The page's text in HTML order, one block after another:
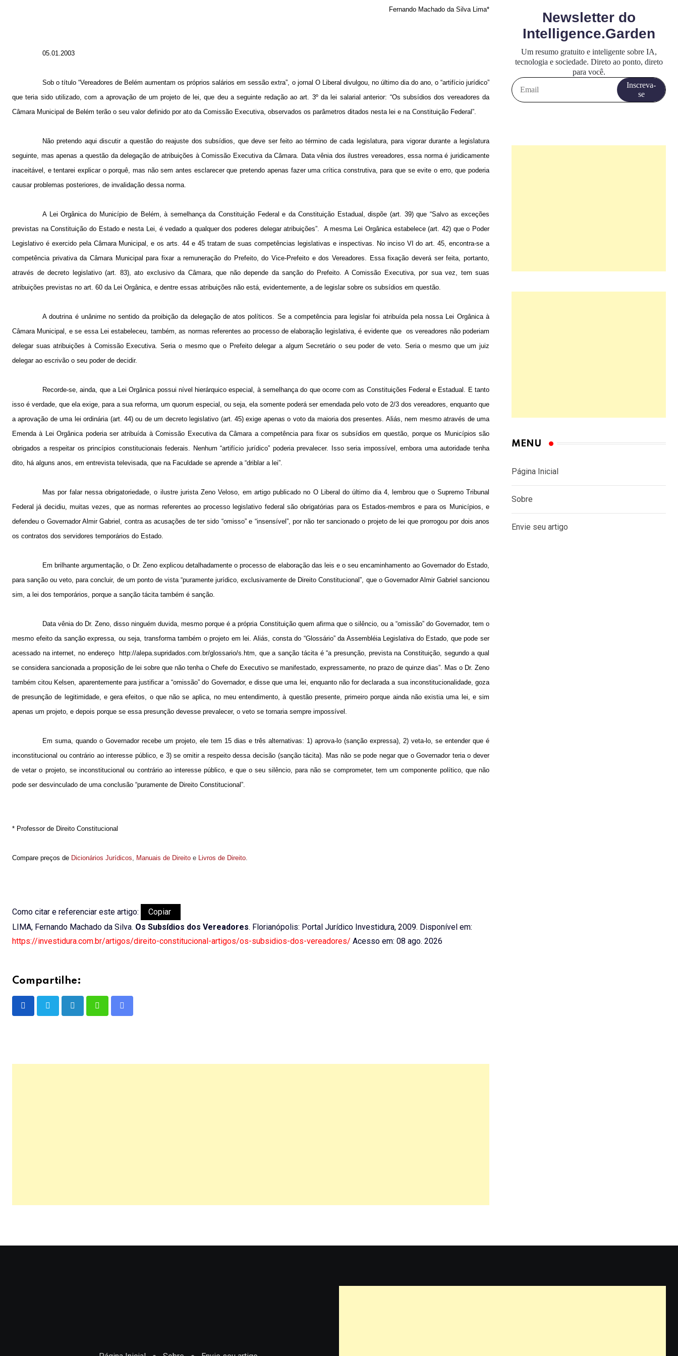
Fernando Machado da Silva Lima*
05.01.2003
Sob o título “Vereadores de Belém aumentam os próprios salários em sessão extra”, o jornal O Liberal divulgou, no último dia do ano, o “artifício jurídico”
que teria sido utilizado, com a aprovação de um projeto de lei, que deu a seguinte redação ao art. 3º da lei salarial anterior: “Os subsídios dos vereadores da
Câmara Municipal de Belém terão o seu valor definido por ato da Comissão Executiva, observados os parâmetros ditados nesta lei e na Constituição Federal”.
Não pretendo aqui discutir a questão do reajuste dos subsídios, que deve ser feito ao término de cada legislatura, para vigorar durante a legislatura
seguinte, mas apenas a questão da delegação de atribuições à Comissão Executiva da Câmara. Data vênia dos ilustres vereadores, essa norma é juridicamente
inaceitável, e tentarei explicar o porquê, mas não sem antes esclarecer que pretendo apenas fazer uma crítica construtiva, para que se evite o erro, que poderia
causar problemas posteriores, de invalidação dessa norma.
A Lei Orgânica do Município de Belém, à semelhança da Constituição Federal e da Constituição Estadual, dispõe (art. 39) que “Salvo as exceções
previstas na Constituição do Estado e nesta Lei, é vedado a qualquer dos poderes delegar atribuições”.
A mesma Lei Orgânica estabelece (art. 42) que o Poder
Legislativo é exercido pela Câmara Municipal, e os arts. 44 e 45 tratam de suas competências legislativas e inspectivas. No inciso VI do art. 45, encontra-se a
competência privativa da Câmara Municipal para fixar a remuneração do Prefeito, do Vice-Prefeito e dos Vereadores. Essa fixação deverá ser feita, portanto,
através de decreto legislativo (art. 83), ato exclusivo da Câmara, que não depende da sanção do Prefeito. A Comissão Executiva, por sua vez, tem suas
atribuições previstas no art. 60 da Lei Orgânica, e dentre essas atribuições não está, evidentemente, a de legislar sobre os subsídios em questão.
A doutrina é unânime no sentido da proibição da delegação de atos políticos. Se a competência para legislar foi atribuída pela nossa Lei Orgânica à
Câmara Municipal, e se essa Lei estabeleceu, também, as normas referentes ao processo de elaboração legislativa, é evidente que os vereadores não poderiam
delegar suas atribuições à Comissão Executiva. Seria o mesmo que o Prefeito delegar a algum Secretário o seu poder de veto. Seria o mesmo que um juiz
delegar ao escrivão o seu poder de decidir.
Recorde-se, ainda, que a Lei Orgânica possui nível hierárquico especial, à semelhança do que ocorre com as Constituições Federal e Estadual. E tanto
isso é verdade, que ela exige, para a sua reforma, um quorum especial, ou seja, ela somente poderá ser emendada pelo voto de 2/3 dos vereadores, enquanto que
a aprovação de uma lei ordinária (art. 44) ou de um decreto legislativo (art. 45) exige apenas o voto da maioria dos presentes. Aliás, nem mesmo através de uma
Emenda à Lei Orgânica poderia ser atribuída à Comissão Executiva da Câmara a competência para fixar os subsídios em questão, porque os Municípios são
obrigados a respeitar os princípios constitucionais federais. Nenhum “artifício jurídico” poderia prevalecer. Isso seria impossível, embora uma autoridade tenha
dito, há alguns anos, em entrevista televisada, que na Faculdade se aprende a “driblar a lei”.
Mas por falar nessa obrigatoriedade, o ilustre jurista Zeno Veloso, em artigo publicado no O Liberal do último dia 4, lembrou que o Supremo Tribunal
Federal já decidiu, muitas vezes, que as normas referentes ao processo legislativo federal são obrigatórias para os Estados-membros e para os Municípios, e
defendeu o Governador Almir Gabriel, contra as acusações de ter sido “omisso” e “insensível”, por não ter sancionado o projeto de lei que prorrogou por dois anos
os contratos dos servidores temporários do Estado.
Em brilhante argumentação, o Dr. Zeno explicou detalhadamente o processo de elaboração das leis e o seu encaminhamento ao Governador do Estado,
para sanção ou veto, para concluir, de um ponto de vista “puramente jurídico, exclusivamente de Direito Constitucional”, que o Governador Almir Gabriel sancionou
sim, a lei dos temporários, porque a sanção tácita também é sanção.
Data vênia do Dr. Zeno, disso ninguém duvida, mesmo porque é a própria Constituição quem afirma que o silêncio, ou a “omissão” do Governador, tem o
mesmo efeito da sanção expressa, ou seja, transforma também o projeto em lei. Aliás, consta do “Glossário” da Assembléia Legislativa do Estado, que pode ser
acessado na internet, no endereço
http://alepa.supridados.com.br/glossario/s.htm, que a sanção tácita é “a presunção, prevista na Constituição, segundo a qual
se considera sancionada a proposição de lei sobre que não tenha o Chefe do Executivo se manifestado, expressamente, no prazo de quinze dias”. Mas o Dr. Zeno
também citou Kelsen, aparentemente para justificar a “omissão” do Governador, e disse que uma lei, enquanto não for declarada a sua inconstitucionalidade, goza
de presunção de legitimidade, e gera efeitos, o que não se aplica, no meu entendimento, à questão presente, primeiro porque ainda não existia uma lei, e sim
apenas um projeto, e depois porque se essa presunção devesse prevalecer, o veto se tornaria sempre impossível.
Em suma, quando o Governador recebe um projeto, ele tem 15 dias e três alternativas: 1) aprova-lo (sanção expressa), 2) veta-lo, se entender que é
inconstitucional ou contrário ao interesse público, e 3) se omitir a respeito dessa decisão (sanção tácita). Mas não se pode negar que o Governador teria o dever
de vetar o projeto, se inconstitucional ou contrário ao interesse público, e que o seu silêncio, para não se comprometer, tem um componente político, que não
pode ser desvinculado de uma conclusão “puramente de Direito Constitucional”.
* Professor de Direito Constitucional
Compare preços de Dicionários Jurídicos Manuais de Direito e Livros de Direito
Como citar e referenciar este artigo:
Copiar
LIMA, Fernando Machado da Silva. Os Subsídios dos Vereadores. Florianópolis: Portal Jurídico Investidura, 2009. Disponível em:
https://investidura.com.br/artigos/direito-constitucional-artigos/os-subsidios-dos-vereadores/ Acesso em: 08 ago. 2026
Compartilhe:
LinkedInWhatsappShare